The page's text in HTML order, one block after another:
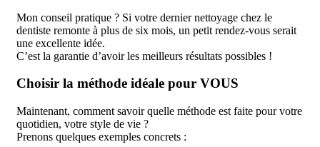
Mon conseil pratique ? Si votre dernier nettoyage chez le
dentiste remonte à plus de six mois, un petit rendez-vous serait
une excellente idée.
C’est la garantie d’avoir les meilleurs résultats possibles !
Choisir la méthode idéale pour VOUS
Maintenant, comment savoir quelle méthode est faite pour votre
quotidien, votre style de vie ?
Prenons quelques exemples concrets :